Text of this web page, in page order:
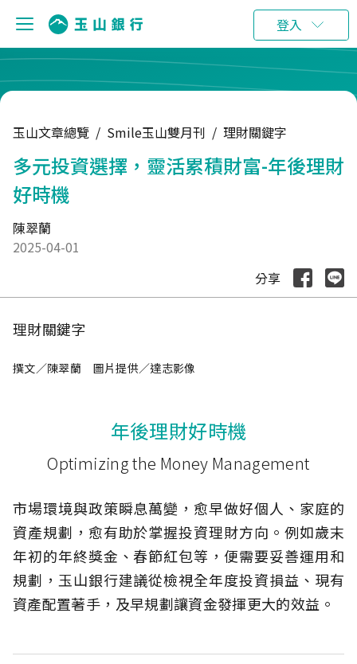
登入
玉山文章總覽 / Smile玉山雙月刊 / 理財關鍵字
多元投資選擇，靈活累積財富-年後理財
好時機
陳翠蘭
2025-04-01
分享
理財關鍵字
撰文／陳翠蘭 圖片提供／達志影像
年後理財好時機
Optimizing the Money Management
市場環境與政策瞬息萬變，愈早做好個人、家庭的
資產規劃，愈有助於掌握投資理財方向。例如歲末
年初的年終獎金、春節紅包等，便需要妥善運用和
規劃，玉山銀行建議從檢視全年度投資損益、現有
資產配置著手，及早規劃讓資金發揮更大的效益。